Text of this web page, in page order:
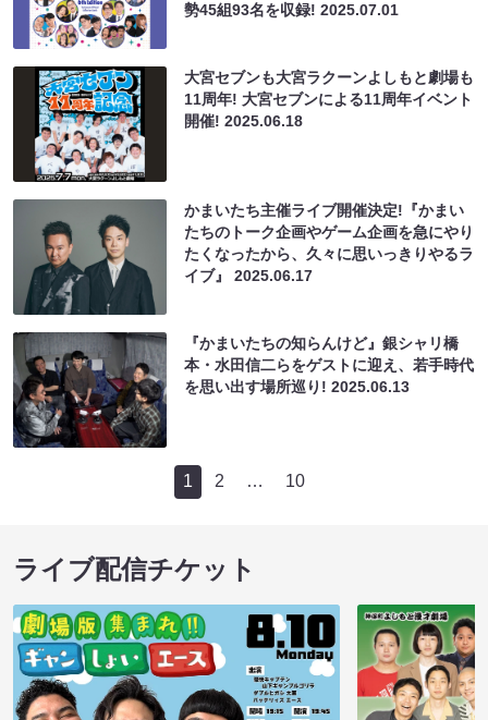
勢45組93名を収録!2025.07.01
大宮セブンも大宮ラクーンよしもと劇場も
11周年! 大宮セブンによる11周年イベント
開催!2025.06.18
かまいたち主催ライブ開催決定!『かまい
たちのトーク企画やゲーム企画を急にやり
たくなったから、久々に思いっきりやるラ
イブ』2025.06.17
『かまいたちの知らんけど』銀シャリ橋
本・水田信二らをゲストに迎え、若手時代
を思い出す場所巡り!2025.06.13
1 2 … 10
ライブ配信チケット